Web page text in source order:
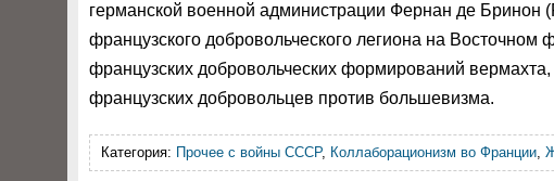
германской военной администрации Фернан де Бринон
французского добровольческого легиона на
французских добровольческих формирований
французских добровольцев против большевизма.
Категория: Прочее с войны СССР, Коллаборационизм во Франции,